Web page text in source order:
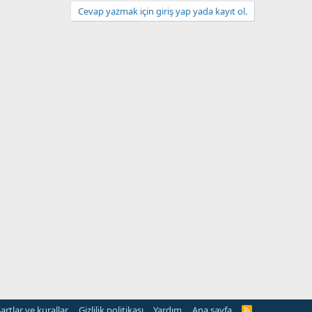
Cevap yazmak için giriş yap yada kayıt ol.
R